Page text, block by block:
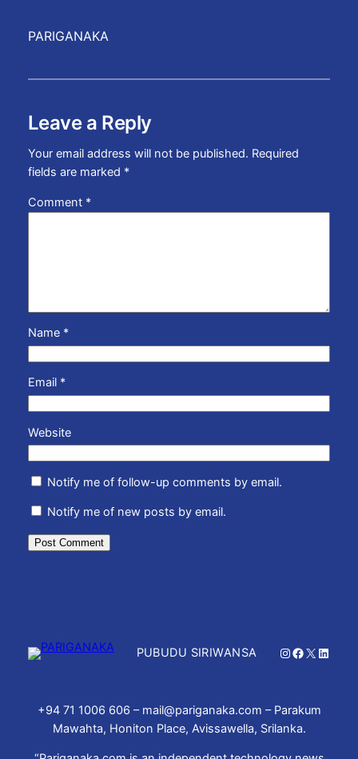
PARIGANAKA
Leave a Reply
Your email address will not be published. Required
fields are marked *
Comment *
Name *
Email *
Website
Notify me of follow-up comments by email.
Notify me of new posts by email.
PUBUDU SIRIWANSA Instagram
Facebook
X
+94 71 1006 606 – mail@pariganaka.com – Parakum
Mawahta, Honiton Place, Avissawella, Srilanka.